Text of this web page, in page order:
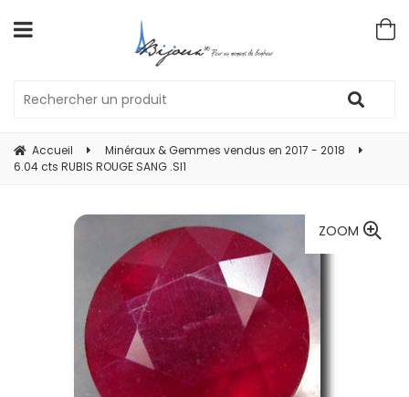
Accueil
Minéraux & Gemmes vendus en 2017 - 2018
6.04 cts RUBIS ROUGE SANG .SI1
ZOOM